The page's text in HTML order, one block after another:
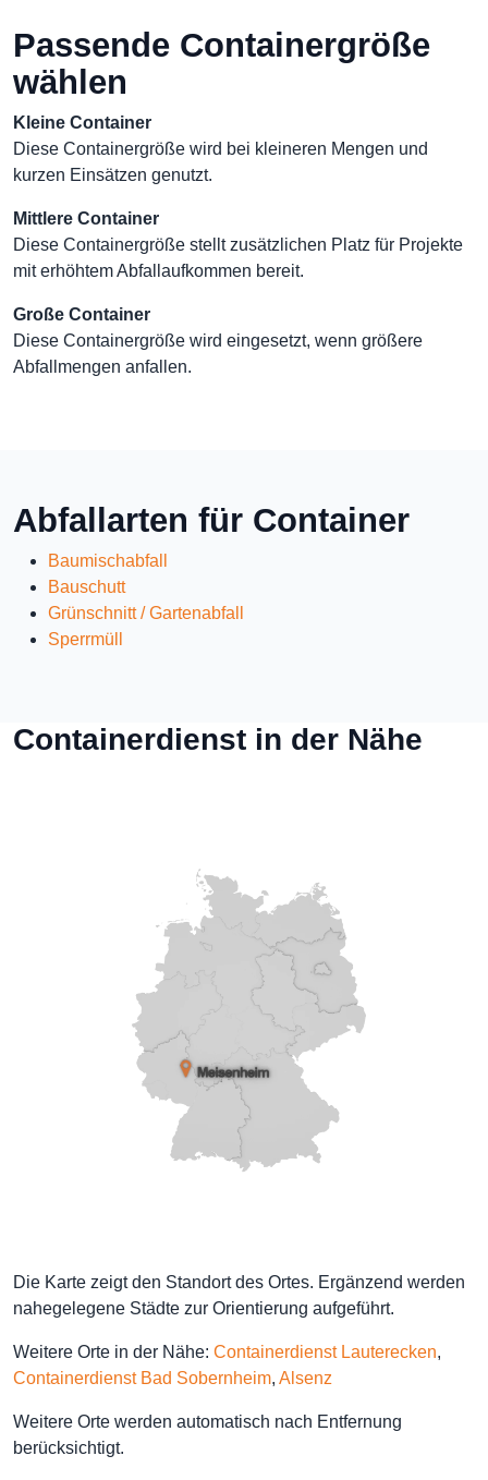
Passende Containergröße
wählen
Kleine Container
Diese Containergröße wird bei kleineren Mengen und
kurzen Einsätzen genutzt.
Mittlere Container
Diese Containergröße stellt zusätzlichen Platz für Projekte
mit erhöhtem Abfallaufkommen bereit.
Große Container
Diese Containergröße wird eingesetzt, wenn größere
Abfallmengen anfallen.
Abfallarten für Container
Baumischabfall
Bauschutt
Grünschnitt / Gartenabfall
Sperrmüll
Containerdienst in der Nähe
Die Karte zeigt den Standort des Ortes. Ergänzend werden
nahegelegene Städte zur Orientierung aufgeführt.
Weitere Orte in der Nähe: Containerdienst Lauterecken,
Containerdienst Bad Sobernheim, Alsenz
Weitere Orte werden automatisch nach Entfernung
berücksichtigt.